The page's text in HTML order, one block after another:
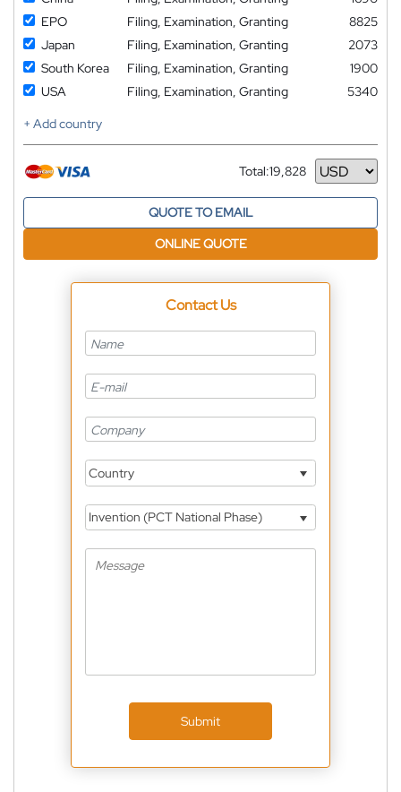
EPO
Filing, Examination, Granting
8825
Japan
Filing, Examination, Granting
2073
South Korea
Filing, Examination, Granting
1900
USA
Filing, Examination, Granting
5340
+ Add country
Total:19,828
Currency
QUOTE TO EMAIL
ONLINE QUOTE
Contact Us
Country
Invention (PCT National Phase)
Submit